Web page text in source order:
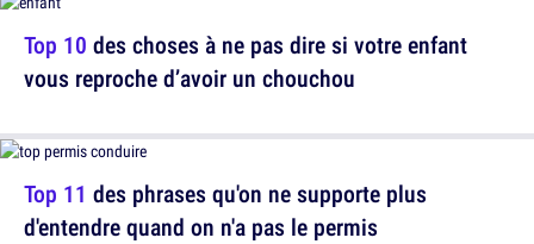
Top 11 des phrases qu'on ne supporte plus
d'entendre quand on n'a pas le permis
Top 10 des choses à ne pas dire si votre enfant
vous reproche d’avoir un chouchou